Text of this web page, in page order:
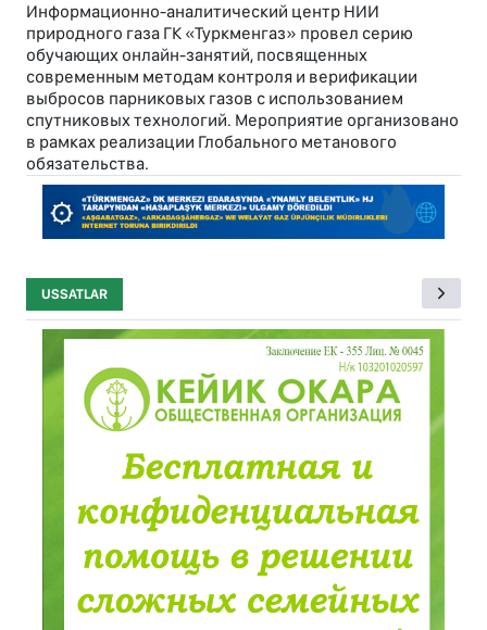
Информационно-аналитический центр НИИ
природного газа ГК «Туркменгаз» провел серию
обучающих онлайн-занятий, посвященных
современным методам контроля и верификации
выбросов парниковых газов с использованием
спутниковых технологий. Мероприятие организовано
в рамках реализации Глобального метанового
обязательства.
USSATLAR